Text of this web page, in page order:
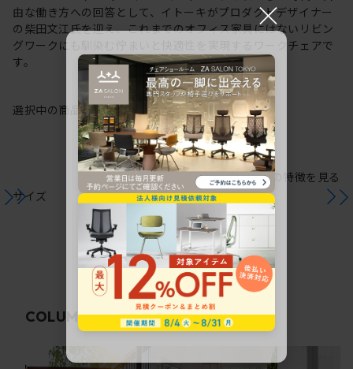
由な働き方への回答として、イトーキがプロダクトデザイナー
の柴田文江氏を迎え、これまでのオフィス家具にはないリビン
グワークにも馴染む佇まいと快適性を実現するワークチェアで
す。
選択中の商品情報保証注意事項
サイズ
シリーズの特徴を見る
COLUMN関連コラム
×